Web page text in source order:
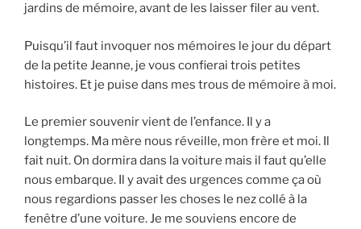
jardins de mémoire, avant de les laisser filer au vent.
Puisqu’il faut invoquer nos mémoires le jour du départ
de la petite Jeanne, je vous confierai trois petites
histoires. Et je puise dans mes trous de mémoire à moi.
Le premier souvenir vient de l’enfance. Il y a
longtemps. Ma mère nous réveille, mon frère et moi. Il
fait nuit. On dormira dans la voiture mais il faut qu’elle
nous embarque. Il y avait des urgences comme ça où
nous regardions passer les choses le nez collé à la
fenêtre d’une voiture. Je me souviens encore de